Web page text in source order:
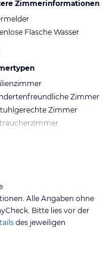
Zimmerinformationen
Flasche Wasser
Zimmer
Zimmer
Alle Angaben ohne
Bitte lies vor der
des jeweiligen